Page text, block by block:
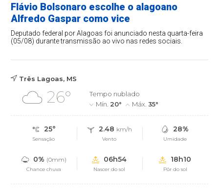
Flávio Bolsonaro escolhe o alagoano
Alfredo Gaspar como vice
Deputado federal por Alagoas foi anunciado nesta quarta-feira
(05/08) durante transmissão ao vivo nas redes sociais.
Três Lagoas, MS
26°
Tempo nublado
Mín. 20° Máx.35°
25°
Sensação
2.48 km/h
Vento
28%
Umidade
0% (0mm)
Chance chuva
06h54
Nascer do sol
18h10
Pôr do sol